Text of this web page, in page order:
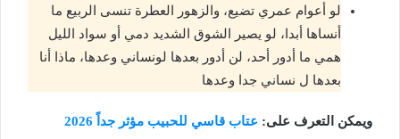
لو أعوام عمري تضيع، والزهور العطرة تنسى الربيع ما
أنساها أبدا، لو يصير الشوق الشديد دمي أو سواد الليل
همي ما أدور أحد، لن أدور بعدها لونساني وعدها، ماذا أنا
بعدها ل نساني جدا وعدها
ويمكن التعرف على: عتاب قاسي للحبيب مؤثر جداً 2026